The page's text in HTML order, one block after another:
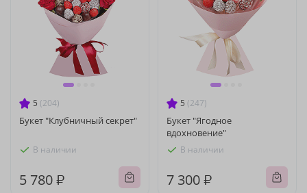
5 (204)
Букет "Клубничный секрет"
В наличии
5 780 ₽
5 (247)
Букет "Ягодное
вдохновение"
В наличии
7 300 ₽